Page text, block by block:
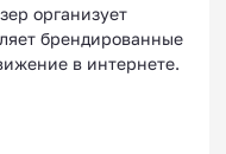
организует
брендированные
в интернете.